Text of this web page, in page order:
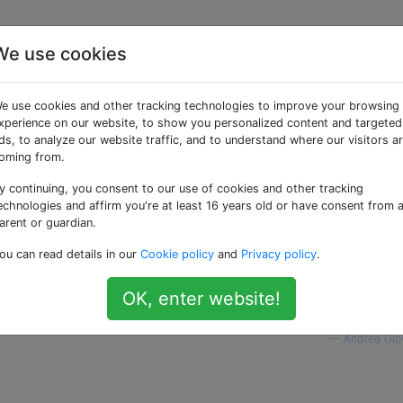
in LaTeX
definieren, deren Inhalt anstelle der
wird?
Dokument über eine Software und möchte den
irgendwo anders definieren, damit ich ihn nicht ändern
nur an einer Stelle .
—Andrea
use cookies
use cookies and other tracking technologies to improve your browsing
on our website, to show you personalized content and targeted
to analyze our website traffic, and to understand where our visitors
from.
continuing, you consent to our use of cookies and other tracking
and affirm you're at least 16 years old or have consent from a
or guardian.
can read details in our Cookie policy and Privacy policy.
OK, enter website!